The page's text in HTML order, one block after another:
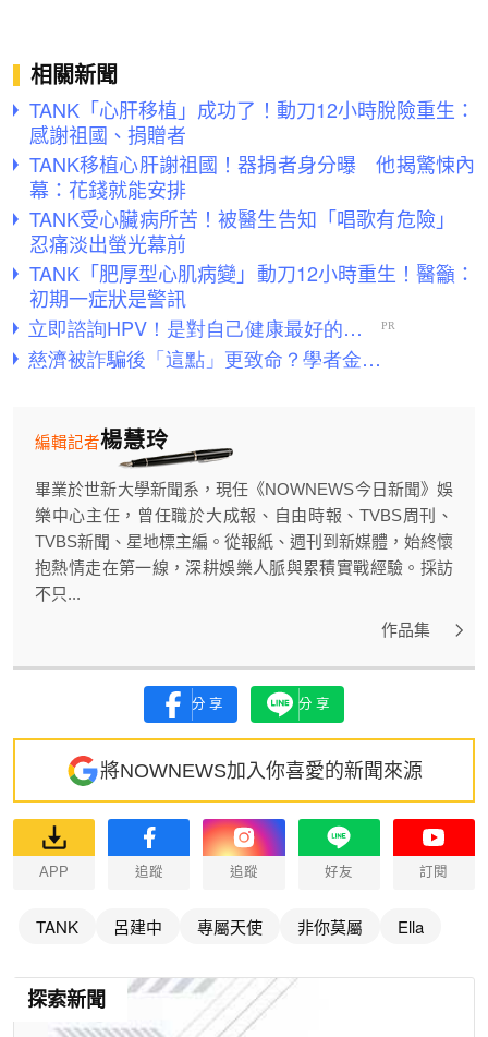
相關新聞
TANK「心肝移植」成功了！動刀12小時脫險重生：
感謝祖國、捐贈者
TANK移植心肝謝祖國！器捐者身分曝 他揭驚悚內
幕：花錢就能安排
TANK受心臟病所苦！被醫生告知「唱歌有危險」
忍痛淡出螢光幕前
TANK「肥厚型心肌病變」動刀12小時重生！醫籲：
初期一症狀是警訊
楊慧玲
編輯記者
畢業於世新大學新聞系，現任《NOWNEWS今日新聞》娛
樂中心主任，曾任職於大成報、自由時報、TVBS周刊、
TVBS新聞、星地標主編。從報紙、週刊到新媒體，始終懷
抱熱情走在第一線，深耕娛樂人脈與累積實戰經驗。採訪
不只...
作品集
分享 分享
將NOWNEWS加入你喜愛的新聞來源
APP 追蹤 追蹤 好友 訂閱
TANK 呂建中 專屬天使 非你莫屬 Ella
探索新聞